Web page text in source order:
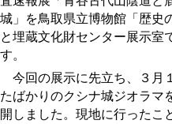
城」を鳥取県立博物館「歴史
と埋蔵文化財センター展示室
す。
今回の展示に先立ち、３月
たばかりのクシナ城ジオラマ
開しました。現地に行ったこ